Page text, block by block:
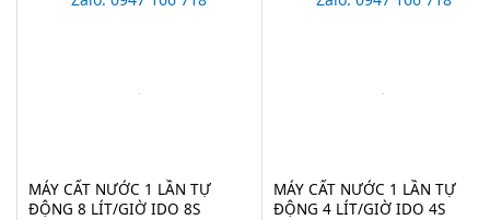
MÁY CẤT NƯỚC 1 LẦN TỰ
ĐỘNG 8 LÍT/GIỜ IDO 8S
MÁY CẤT NƯỚC 1 LẦN TỰ
ĐỘNG 4 LÍT/GIỜ IDO 4S